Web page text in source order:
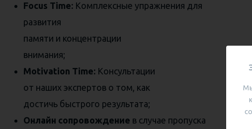
Focus Time: Комплексные упражнения для
развития
памяти и концентрации
внимания;
Motivation Time: Консультации
от наших экспертов о том, как
достичь быстрого результата;
Онлайн сопровождение в случае пропуска